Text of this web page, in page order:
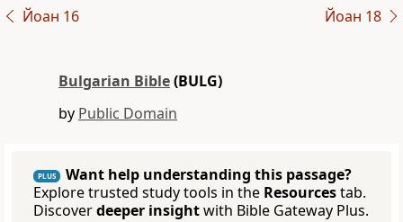
Йоан 16 Йоан 18
Bulgarian Bible(BULG)
by Public Domain
PLUS
Want help understanding this passage?
Explore trusted study tools in the Resourcestab.
Discoverdeeper insightwith Bible Gateway Plus.